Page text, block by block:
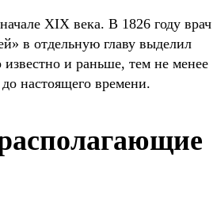
XIX века. В 1826 году врач
в отдельную главу выделил
и раньше, тем не менее
настоящего времени.